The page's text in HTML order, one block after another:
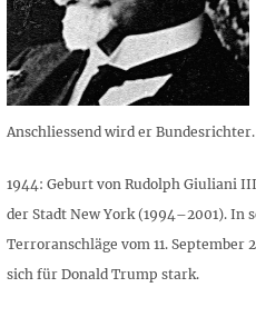
Anschliessend wird er
1944: Geburt von Rudolph Giuliani
der Stadt New York (1994–2001). In
Terroranschläge vom 11. September
sich für Donald Trump stark.